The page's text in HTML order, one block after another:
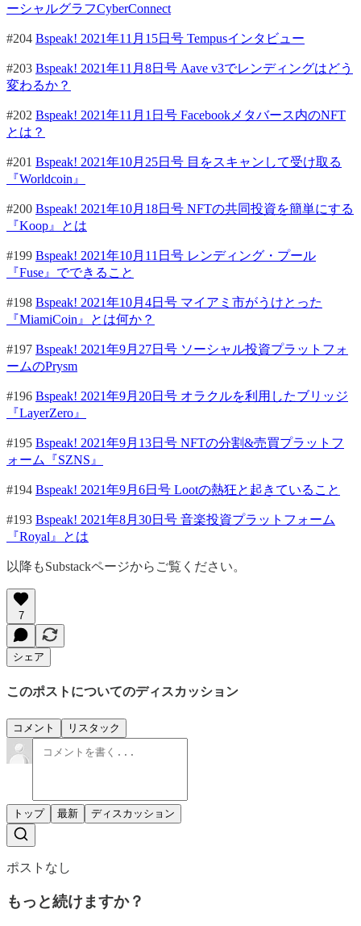
ーシャルグラフCyberConnect
#204 Bspeak! 2021年11月15日号 Tempusインタビュー
#203 Bspeak! 2021年11月8日号 Aave v3でレンディングはどう
変わるか？
#202 Bspeak! 2021年11月1日号 Facebookメタバース内のNFT
とは？
#201 Bspeak! 2021年10月25日号 目をスキャンして受け取る
『Worldcoin』
#200 Bspeak! 2021年10月18日号 NFTの共同投資を簡単にする
『Koop』とは
#199 Bspeak! 2021年10月11日号 レンディング・プール
『Fuse』でできること
#198 Bspeak! 2021年10月4日号 マイアミ市がうけとった
『MiamiCoin』とは何か？
#197 Bspeak! 2021年9月27日号 ソーシャル投資プラットフォ
ームのPrysm
#196 Bspeak! 2021年9月20日号 オラクルを利用したブリッジ
『LayerZero』
#195 Bspeak! 2021年9月13日号 NFTの分割&売買プラットフ
ォーム『SZNS』
#194 Bspeak! 2021年9月6日号 Lootの熱狂と起きていること
#193 Bspeak! 2021年8月30日号 音楽投資プラットフォーム
『Royal』とは
以降もSubstackページからご覧ください。
7
シェア
このポストについてのディスカッション
コメント リスタック
トップ 最新 ディスカッション
ポストなし
もっと続けますか？